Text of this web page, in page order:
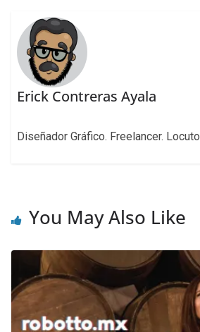
Erick Contreras Ayala
Diseñador Gráfico. Freelancer.
You May Also Like